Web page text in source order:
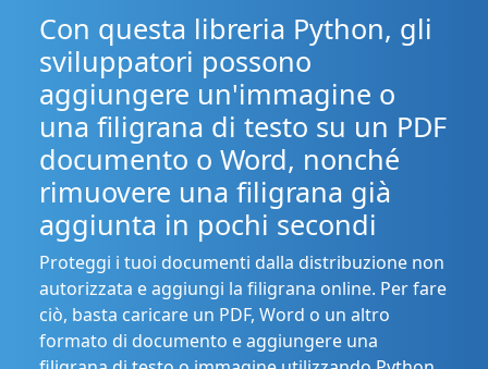
Con questa libreria Python, gli
sviluppatori possono
aggiungere un'immagine o
una filigrana di testo su un PDF
documento o Word, nonché
rimuovere una filigrana già
aggiunta in pochi secondi
Proteggi i tuoi documenti dalla distribuzione non
autorizzata e aggiungi la filigrana online. Per fare
ciò, basta caricare un PDF, Word o un altro
formato di documento e aggiungere una